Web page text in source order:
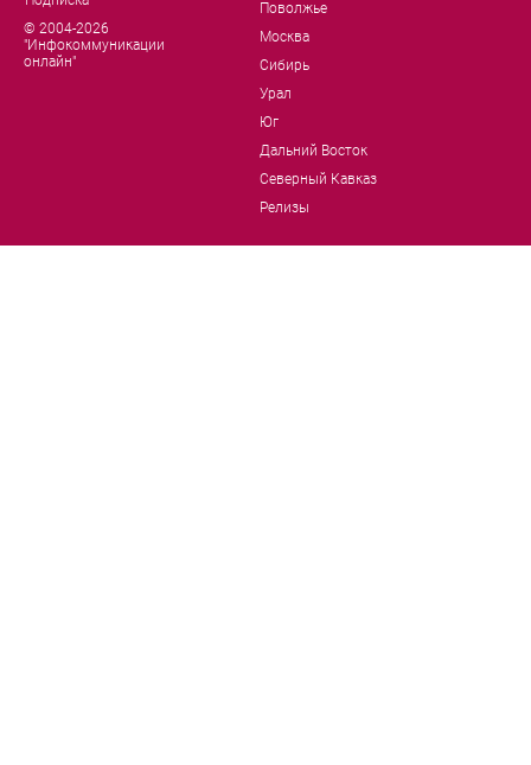
© 2004-2026
"Инфокоммуникации
онлайн"
Поволжье
Москва
Сибирь
Урал
Юг
Дальний Восток
Северный Кавказ
Релизы